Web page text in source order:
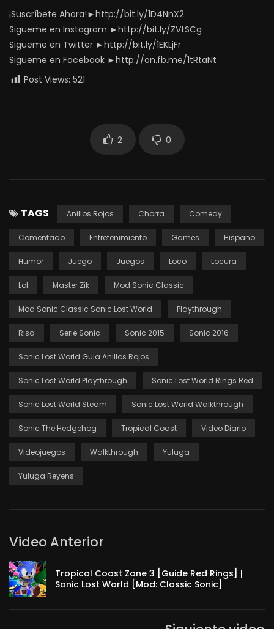
¡Suscríbete Ahora!►http://bit.ly/1D4NnX2
Sigueme en Instagram ►http://bit.ly/ZVtSCg
Sigueme en Twitter ►http://bit.ly/1EKLjFr
Sigueme en Facebook ►http://on.fb.me/1tRtaNt
Post Views: 521
2 0
TAGS Anillos Rojos Chorra Comedy
Comentado Entretenimiento Games Hispano
Humor Juego Juegos Loco Locura
Lol Master Zik Mod Sonic Classic
Mod Sonic Classic Sonic Lost World Playthrough
Risa Serie Sonic Sonic 2015 Sonic 2016
Sonic Lost World Guia Anillos Rojos
Sonic Lost World Playthrough Sonic Lost World Rings Red
Sonic Lost World Steam Sonic Lost World Walkthrough
Sonic The Hedgehog Tropical Coast Video Diario
Videojuegos Walkthrough Yuluga
Yuluga Reyens
Video Anterior
Tropical Coast Zone 3 [Guide Red Rings] |
Sonic Lost World [Mod: Classic Sonic]